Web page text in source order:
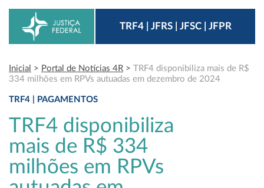
TRF4 | JFRS | JFSC | JFPR
Inicial > Portal de Notícias 4R > TRF4 disponibiliza mais de R$
334 milhões em RPVs autuadas em dezembro de 2024
TRF4 | PAGAMENTOS
TRF4 disponibiliza
mais de R$ 334
milhões em RPVs